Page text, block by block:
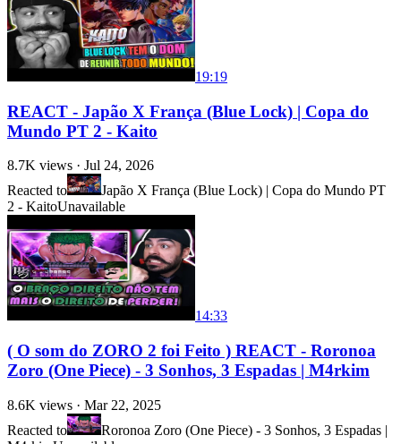
19:19
REACT - Japão X França (Blue Lock) | Copa do
Mundo PT 2 - Kaito
8.7K views · Jul 24, 2026
Reacted to
Japão X França (Blue Lock) | Copa do Mundo PT
2 - KaitoUnavailable
14:33
( O som do ZORO 2 foi Feito ) REACT - Roronoa
Zoro (One Piece) - 3 Sonhos, 3 Espadas | M4rkim
8.6K views · Mar 22, 2025
Reacted to
Roronoa Zoro (One Piece) - 3 Sonhos, 3 Espadas |